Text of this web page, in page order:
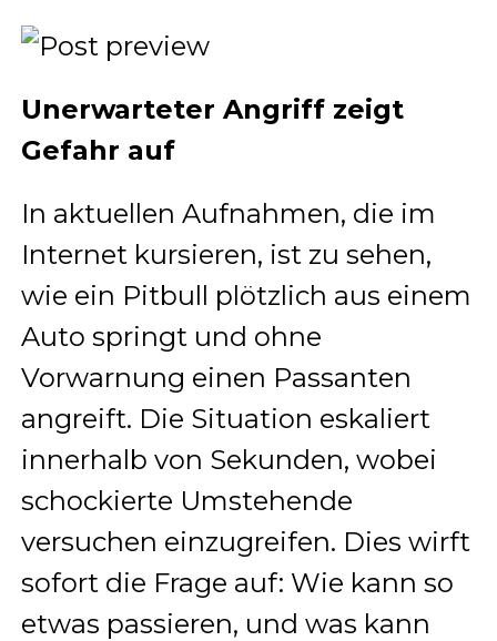
Unerwarteter Angriff zeigt
Gefahr auf
In aktuellen Aufnahmen, die im
Internet kursieren, ist zu sehen,
wie ein Pitbull plötzlich aus einem
Auto springt und ohne
Vorwarnung einen Passanten
angreift. Die Situation eskaliert
innerhalb von Sekunden, wobei
schockierte Umstehende
versuchen einzugreifen. Dies wirft
sofort die Frage auf: Wie kann so
etwas passieren, und was kann